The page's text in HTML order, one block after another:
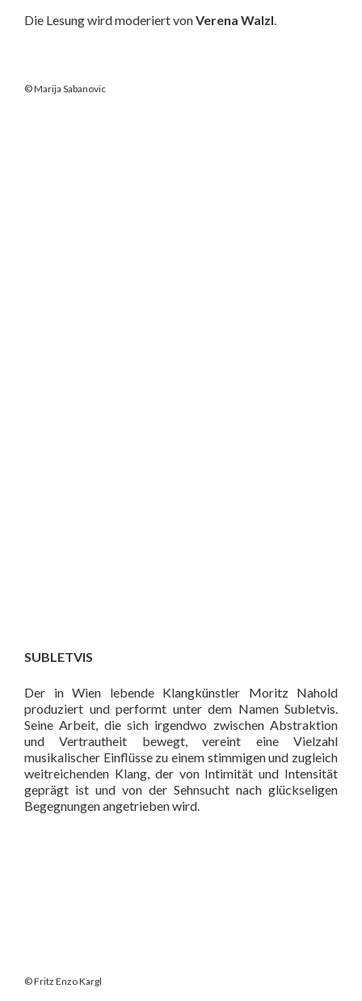
Die Lesung wird moderiert vonVerena Walzl
© Marija Sabanovic
SUBLETVIS
Der in Wien lebende Klangkünstler Moritz Nahold
produziert und performt unter dem Namen Subletvis.
Seine Arbeit, die sich irgendwo zwischen Abstraktion
und Vertrautheit bewegt, vereint eine Vielzahl
musikalischer Einflüsse zu einem stimmigen und zugleich
weitreichenden Klang, der von Intimität und Intensität
geprägt ist und von der Sehnsucht nach glückseligen
Begegnungen angetrieben wird.
© Fritz Enzo Kargl